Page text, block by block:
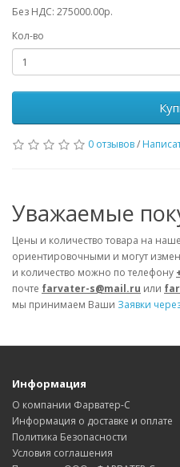
Без НДС: 275000.00р.
Кол-во
0 отзывов/
Уважаемые
Цены и количество товара на
ориентировочными и могут
и количество можно по телефону
почте farvater-s@mail.ru или
мы принимаем Ваши Заявки
Информация
О компании Фарватер-С
Информация о доставке и оплате
Политика Безопасности
Условия соглашения